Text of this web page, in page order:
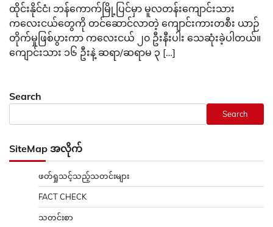
ထိုင်းနိုင်ငံ၊ ဘန်ကောက်မြို့ပြင်မှာ မူလတန်းကျောင်းသား
ကလေးငယ်တွေကို တင်ဆောင်လာတဲ့ ကျောင်းကားတစီး ယာဉ်
တိုက်မှုဖြစ်ပွားကာ ကလေးငယ် ၂၀ ဦးနီးပါး သေဆုံးခဲ့ပါတယ်။
ကျောင်းသား ၁၆ ဦးနဲ့ ဆရာ/ဆရာမ ၃ […]
Search
Search
SiteMap အလိုက်
ဖတ်ရှုသင့်သည့်သတင်းများ
FACT CHECK
သတင်းစာ